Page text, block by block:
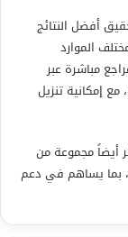
أفضل النتائج
الموارد
مباشرة عبر
إمكانية تنزيل
أيضاً مجموعة من
بما يساهم في دعم